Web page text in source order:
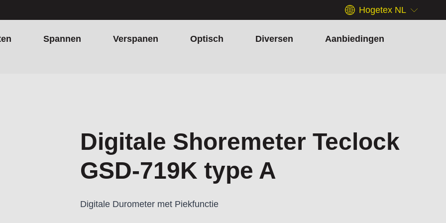
Hogetex NL
Spannen Verspanen Optisch Diversen Aanbiedingen
Digitale Shoremeter Teclock
GSD-719K type A
Digitale Durometer met Piekfunctie